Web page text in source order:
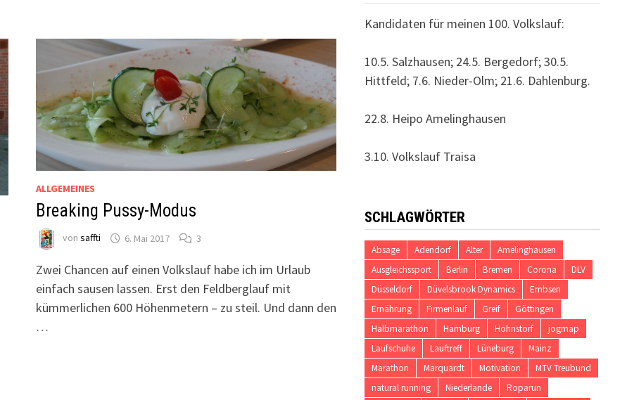
ALLGEMEINES
Breaking Pussy-Modus
von saffti 6. Mai 2017 3
Zwei Chancen auf einen Volkslauf habe ich im Urlaub
einfach sausen lassen. Erst den Feldberglauf mit
kümmerlichen 600 Höhenmetern – zu steil. Und dann den
…
Kandidaten für meinen 100. Volkslauf:
10.5. Salzhausen; 24.5. Bergedorf; 30.5.
Hittfeld; 7.6. Nieder-Olm; 21.6. Dahlenburg.
22.8. Heipo Amelinghausen
3.10. Volkslauf Traisa
SCHLAGWÖRTER
Absage Adendorf Alter
Amelinghausen
Ausgleichssport
Berlin Bremen Corona
DLV
Düsseldorf
Düvelsbrook Dynamics
Embsen
Ernährung
Firmenlauf Greif
Göttingen
Halbmarathon
Hamburg Hohnstorf
jogmap
Laufschuhe
Lauftreff Lüneburg
Mainz
Marathon
Marquardt Motivation
MTV Treubund
natural running
Niederlande
Roparun